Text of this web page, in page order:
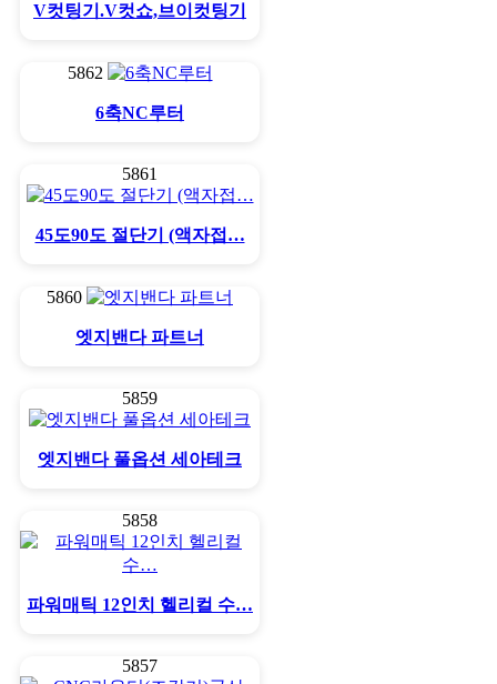
V컷팅기.V컷쇼,브이컷팅기
5862
6축NC루터
5861
45도90도 절단기 (액자접…
5860
엣지밴다 파트너
5859
엣지밴다 풀옵션 세아테크
5858
파워매틱 12인치 헬리컬 수…
5857